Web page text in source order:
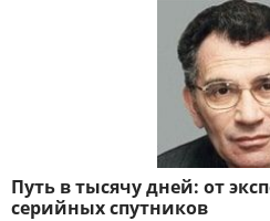
Путь в тысячу дней: от
серийных спутников